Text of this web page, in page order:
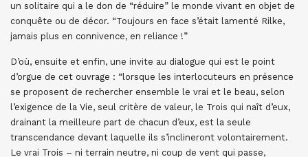
un solitaire qui a le don de “réduire” le monde vivant en objet de
conquête ou de décor. “Toujours en face s’était lamenté Rilke,
jamais plus en connivence, en reliance !”
D’où, ensuite et enfin, une invite au dialogue qui est le point
d’orgue de cet ouvrage : “lorsque les interlocuteurs en présence
se proposent de rechercher ensemble le vrai et le beau, selon
l’exigence de la Vie, seul critère de valeur, le Trois qui naît d’eux,
drainant la meilleure part de chacun d’eux, est la seule
transcendance devant laquelle ils s’inclineront volontairement.
Le vrai Trois – ni terrain neutre, ni coup de vent qui passe,